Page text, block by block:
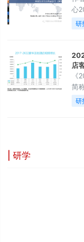
体
内
文
心
会
联
布
告
人
恢
2
研
店
《
简
告
有
革
研
| 研学